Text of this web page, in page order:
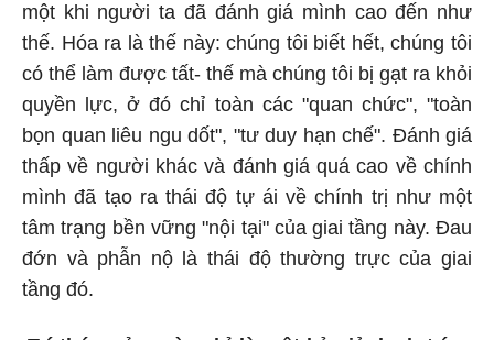
một khi người ta đã đánh giá mình cao đến như
thế. Hóa ra là thế này: chúng tôi biết hết, chúng tôi
có thể làm được tất- thế mà chúng tôi bị gạt ra khỏi
quyền lực, ở đó chỉ toàn các "quan chức", "toàn
bọn quan liêu ngu dốt", "tư duy hạn chế". Đánh giá
thấp về người khác và đánh giá quá cao về chính
mình đã tạo ra thái độ tự ái về chính trị như một
tâm trạng bền vững "nội tại" của giai tầng này. Đau
đớn và phẫn nộ là thái độ thường trực của giai
tầng đó.